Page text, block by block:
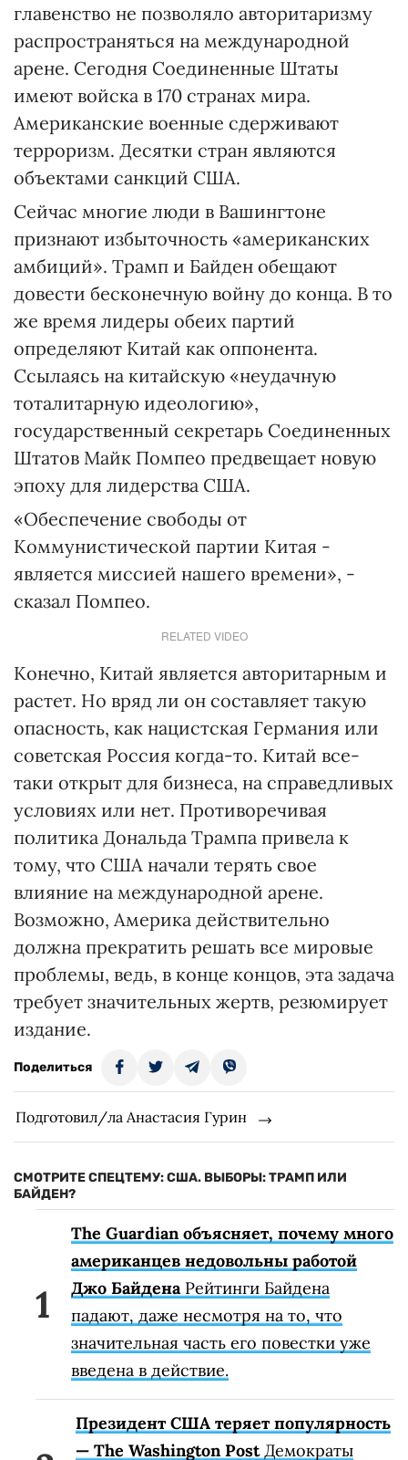
главенство не позволяло авторитаризму
распространяться на международной
арене. Сегодня Соединенные Штаты
имеют войска в 170 странах мира.
Американские военные сдерживают
терроризм. Десятки стран являются
объектами санкций США.
Сейчас многие люди в Вашингтоне
признают избыточность «американских
амбиций». Трамп и Байден обещают
довести бесконечную войну до конца. В то
же время лидеры обеих партий
определяют Китай как оппонента.
Ссылаясь на китайскую «неудачную
тоталитарную идеологию»,
государственный секретарь Соединенных
Штатов Майк Помпео предвещает новую
эпоху для лидерства США.
«Обеспечение свободы от
Коммунистической партии Китая -
является миссией нашего времени», -
сказал Помпео.
RELATED VIDEO
Конечно, Китай является авторитарным и
растет. Но вряд ли он составляет такую ​​
опасность, как нацистская Германия или
советская Россия когда-то. Китай все-
таки открыт для бизнеса, на справедливых
условиях или нет. Противоречивая
политика Дональда Трампа привела к
тому, что США начали терять свое
влияние на международной арене.
Возможно, Америка действительно
должна прекратить решать все мировые
проблемы, ведь, в конце концов, эта задача
требует значительных жертв, резюмирует
издание.
Поделиться
Подготовил/ла Анастасия Гурин
СМОТРИТЕ СПЕЦТЕМУ: США. ВЫБОРЫ: ТРАМП ИЛИ
БАЙДЕН?
The Guardian объясняет, почему много
американцев недовольны работой
Джо БайденаРейтинги Байдена
падают, даже несмотря на то, что
значительная часть его повестки уже
введена в действие.
Президент США теряет популярность
— The Washington PostДемократы